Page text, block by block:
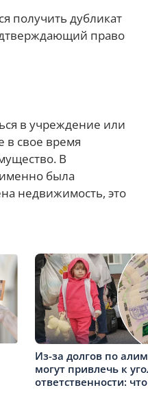
получить дубликат
право
в учреждение или
в свое время
В
именно была
недвижимость, это
Из-за долгов по
могут привлечь к
ответственности: